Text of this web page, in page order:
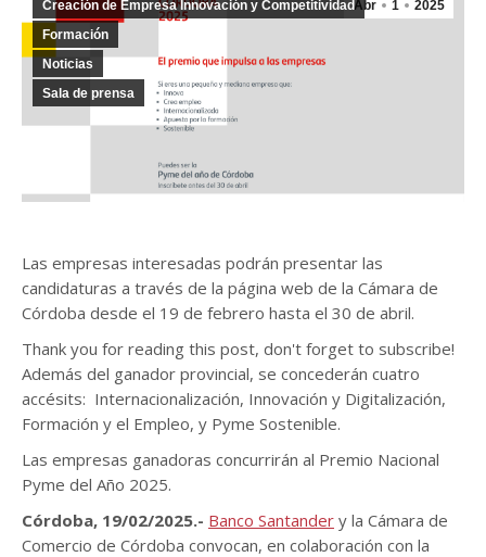
Abr 1 2025
Creación de Empresa Innovación y Competitividad
Formación
Noticias
Sala de prensa
Las empresas interesadas podrán presentar las
candidaturas a través de la página web de la Cámara de
Córdoba desde el 19 de febrero hasta el 30 de abril.
Thank you for reading this post, don't forget to subscribe!
Además del ganador provincial, se concederán cuatro
accésits: Internacionalización, Innovación y Digitalización,
Formación y el Empleo, y Pyme Sostenible.
Las empresas ganadoras concurrirán al Premio Nacional
Pyme del Año 2025.
Córdoba, 19/02/2025.- Banco Santander y la Cámara de
Comercio de Córdoba convocan, en colaboración con la